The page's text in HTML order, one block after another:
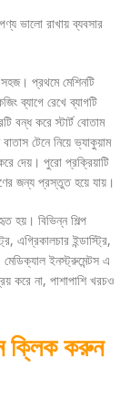
ভালো রাখায় ব্যবসার
প্রথমে মেশিনটি
ব্যাগে রেখে ব্যাগটি
বন্ধ করে স্টার্ট বোতাম
টেনে নিয়ে ভ্যাকুয়াম
দেয়। পুরো প্রক্রিয়াটি
জন্য প্রস্তুত হয়ে যায়।
হয়। বিভিন্ন শিল্প
এগ্রিকালচার ইন্ডাস্ট্রি,
মেডিক্যাল ইনস্ট্রুমেন্টস এ
করে না, পাশাপাশি খরচও
ক্লিক করুন